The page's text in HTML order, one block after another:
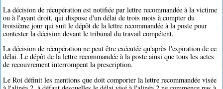
La décision de récupération est notifiée par lettre recommandée à la victime
ou à l'ayant droit, qui dispose d'un délai de trois mois à compter du
troisième jour qui suit le dépôt de la lettre recommandée à la poste pour
contester la décision devant le tribunal du travail compétent.
La décision de récupération ne peut être exécutée qu'après l'expiration de ce
délai. Le dépôt de la lettre recommandée à la poste ainsi que tous les actes
de recouvrement interrompent la prescription.
Le Roi définit les mentions que doit comporter la lettre recommandée visée